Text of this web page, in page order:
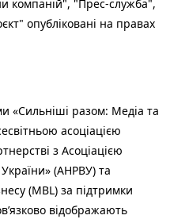
компаній", "Прес-служба",
опубліковані на правах
«Сильніші разом: Медіа та
асоціацією
з Асоціацією
(АНРВУ) та
(MBL) за підтримки
відображають